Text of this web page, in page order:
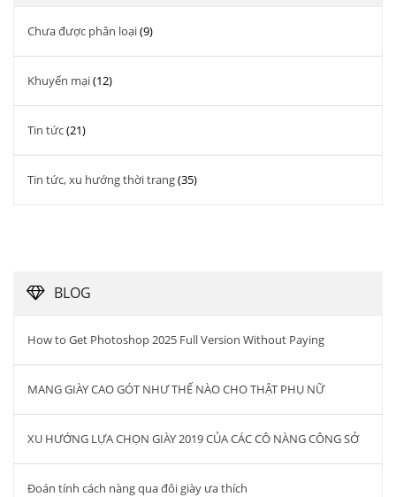
Chưa được phân loại(9)
Khuyến mại(12)
Tin tức(21)
Tin tức, xu hướng thời trang(35)
BLOG
How to Get Photoshop 2025 Full Version Without Paying
MANG GIÀY CAO GÓT NHƯ THẾ NÀO CHO THẬT PHỤ NỮ
XU HƯỚNG LỰA CHỌN GIÀY 2019 CỦA CÁC CÔ NÀNG CÔNG SỞ
Đoán tính cách nàng qua đôi giày ưa thích